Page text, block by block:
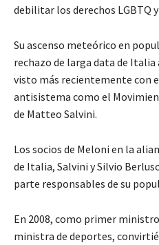
debilitar los derechos LGBTQ
Su ascenso meteórico en
rechazo de larga data de
visto más recientemente con
antisistema como el
de Matteo Salvini.
Los socios de Meloni en la
de Italia, Salvini y Silvio
parte responsables de su
En 2008, como primer
ministra de deportes,